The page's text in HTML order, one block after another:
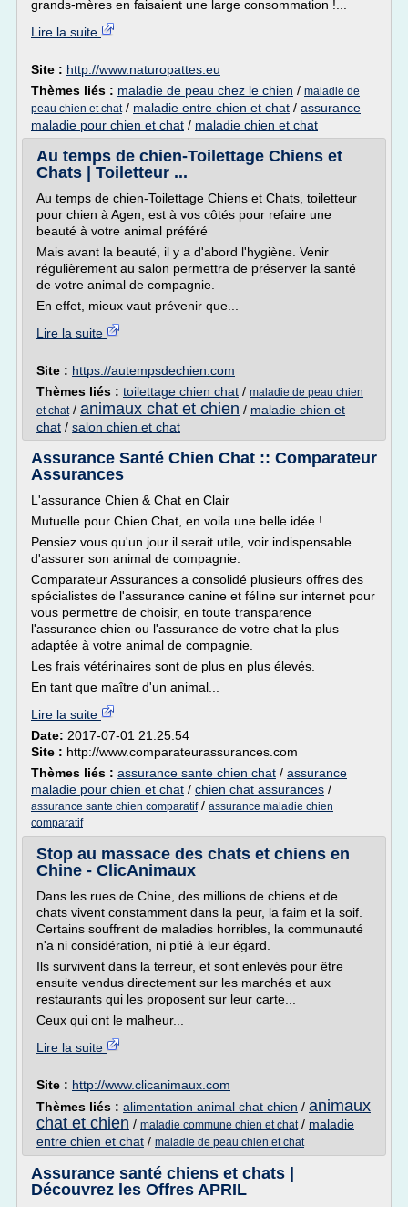
grands-mères en faisaient une large consommation !...
Lire la suite
Site : http://www.naturopattes.eu
Thèmes liés : maladie de peau chez le chien / maladie de
peau chien et chat/ maladie entre chien et chat / assurance
maladie pour chien et chat / maladie chien et chat
Au temps de chien-Toilettage Chiens et
Chats | Toiletteur ...
Au temps de chien-Toilettage Chiens et Chats, toiletteur
pour chien à Agen, est à vos côtés pour refaire une
beauté à votre animal préféré
Mais avant la beauté, il y a d'abord l'hygiène. Venir
régulièrement au salon permettra de préserver la santé
de votre animal de compagnie.
En effet, mieux vaut prévenir que...
Lire la suite
Site : https://autempsdechien.com
Thèmes liés : toilettage chien chat / maladie de peau chien
et chat/ animaux chat et chien / maladie chien et
chat / salon chien et chat
Assurance Santé Chien Chat :: Comparateur
Assurances
L'assurance Chien & Chat en Clair
Mutuelle pour Chien Chat, en voila une belle idée !
Pensiez vous qu'un jour il serait utile, voir indispensable
d'assurer son animal de compagnie.
Comparateur Assurances a consolidé plusieurs offres des
spécialistes de l'assurance canine et féline sur internet pour
vous permettre de choisir, en toute transparence
l'assurance chien ou l'assurance de votre chat la plus
adaptée à votre animal de compagnie.
Les frais vétérinaires sont de plus en plus élevés.
En tant que maître d'un animal...
Lire la suite
Date: 2017-07-01 21:25:54
Site : http://www.comparateurassurances.com
Thèmes liés : assurance sante chien chat / assurance
maladie pour chien et chat / chien chat assurances /
assurance sante chien comparatif/ assurance maladie chien
comparatif
Stop au massace des chats et chiens en
Chine - ClicAnimaux
Dans les rues de Chine, des millions de chiens et de
chats vivent constamment dans la peur, la faim et la soif.
Certains souffrent de maladies horribles, la communauté
n'a ni considération, ni pitié à leur égard.
Ils survivent dans la terreur, et sont enlevés pour être
ensuite vendus directement sur les marchés et aux
restaurants qui les proposent sur leur carte...
Ceux qui ont le malheur...
Lire la suite
Site : http://www.clicanimaux.com
Thèmes liés : alimentation animal chat chien / animaux
chat et chien / maladie commune chien et chat/ maladie
entre chien et chat / maladie de peau chien et chat
Assurance santé chiens et chats |
Découvrez les Offres APRIL